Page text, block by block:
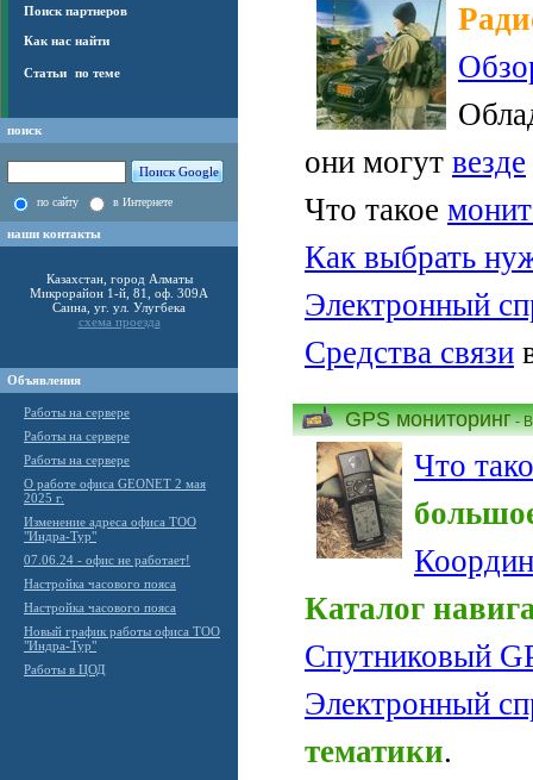
они могут везде
Что такое
Как выбрать
Электронный
Средства связи
GPS мониторинг-
Что
Каталог
Спутниковый
Электронный
тематики.
Поиск партнеров
Как нас найти
Статьи по теме
поиск
по сайту в Интернете
наши контакты
Казахстан, город Алматы
Микрорайон 1-й, 81, оф. 309А
Саина, уг. ул. Улугбека
схема проезда
Объявления
Работы на сервере
Работы на сервере
Работы на сервере
О работе офиса GEONET 2 мая
2025 г.
Изменение адреса офиса ТОО
"Индра-Тур"
07.06.24 - офис не работает!
Настройка часового пояса
Настройка часового пояса
Новый график работы офиса ТОО
"Индра-Тур"
Работы в ЦОД